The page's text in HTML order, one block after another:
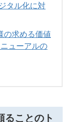
タル化に対
の求める価値
ューアルの
ることのト